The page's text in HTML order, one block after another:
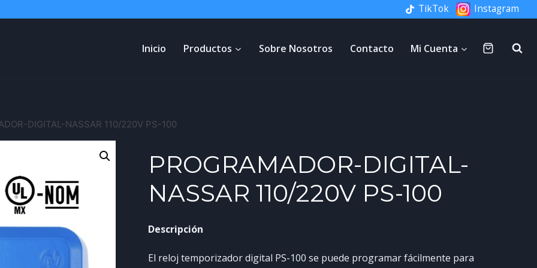
TikTok Instagram
Inicio Productos Sobre Nosotros Contacto Mi Cuenta
DIGITAL-NASSAR 110/220V PS-100
PROGRAMADOR-DIGITAL-
NASSAR 110/220V PS-100
Descripción
El reloj temporizador digital PS-100 se puede programar fácilmente para